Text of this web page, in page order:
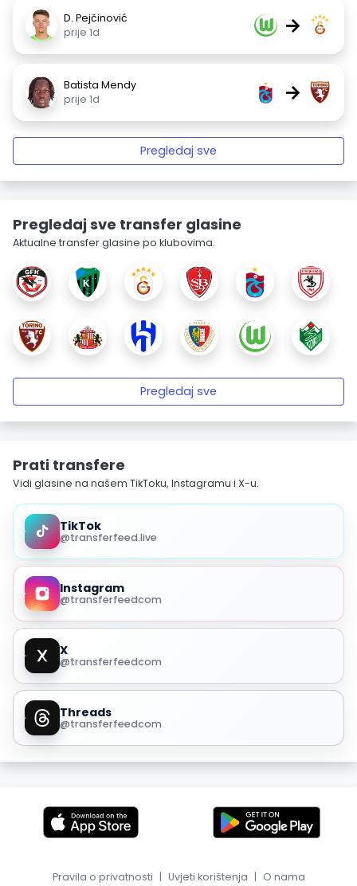
D. Pejčinović
prije 1d
→
Batista Mendy
prije 1d
→
Pregledaj sve
Pregledaj sve transfer glasine
Aktualne transfer glasine po klubovima.
Pregledaj sve
Prati transfere
Vidi glasine na našem TikToku, Instagramu i X-u.
TikTok
@transferfeed.live
Instagram
@transferfeedcom
X
@transferfeedcom
Threads
@transferfeedcom
Pravila o privatnosti | Uvjeti korištenja | O nama